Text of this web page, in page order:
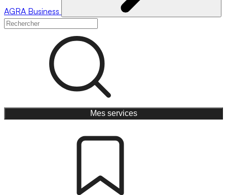
AGRA Business
Mes services